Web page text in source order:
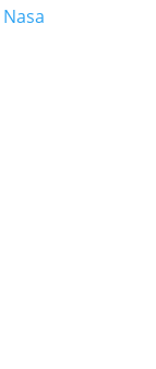
Nasa